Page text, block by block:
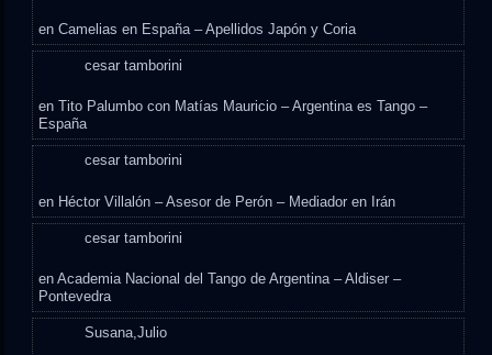
enCamelias en España – Apellidos Japón y Coria
cesar tamborini
enTito Palumbo con Matías Mauricio – Argentina es Tango –
España
cesar tamborini
en Héctor Villalón – Asesor de Perón – Mediador en Irán
cesar tamborini
enAcademia Nacional del Tango de Argentina – Aldiser –
Pontevedra
Susana,Julio